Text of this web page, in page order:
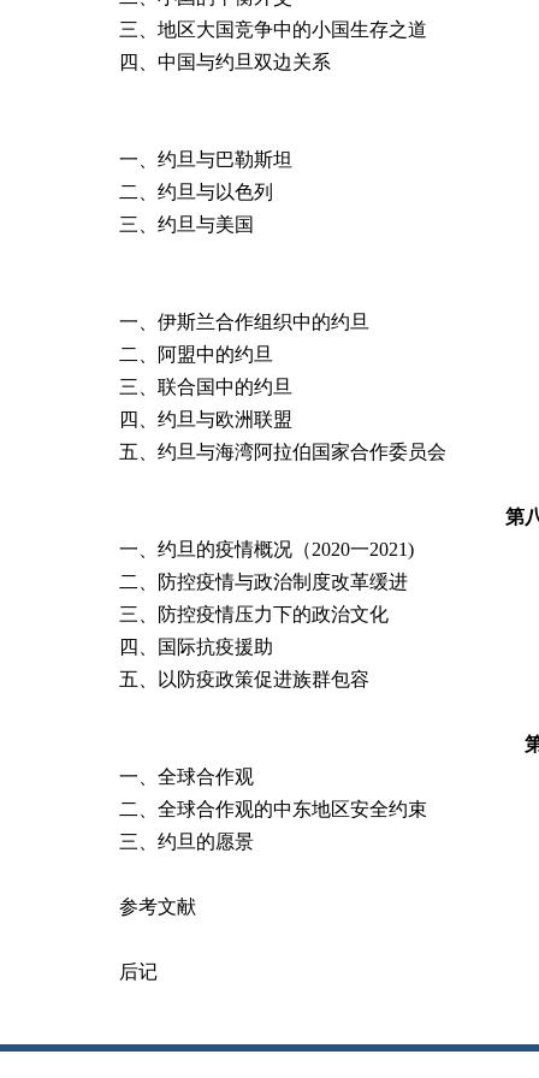
三、地区大国竞争中的小国生存之道
四、中国与约旦双边关系
一、约旦与巴勒斯坦
二、约旦与以色列
三、约旦与美国
一、伊斯兰合作组织中的约旦
二、阿盟中的约 旦
三、联合国中的约旦
四、约旦与欧洲联盟
五、约旦与海湾阿拉伯国家合作委员会
第
一、约旦的疫情概况（2020一2021)
二、防控疫情与政治制度改革缓进
三、防控疫情压力下的政治文化
四、国际抗疫援助
五、以防疫政策促进族群包容
一、全球合作观
二、全球合作观的中东地区安全约束
三、约旦的愿景
参考文献
后记